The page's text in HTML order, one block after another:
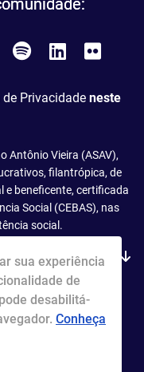
SpotifyLinkedIn
Privacidade neste
Antônio Vieira (ASAV),
filantrópica, de
e beneficente, certificada
Social (CEBAS), nas
social.
sua experiência
de
desabilitá-
Conheça